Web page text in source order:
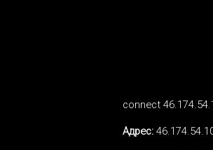
connect
Адрес: